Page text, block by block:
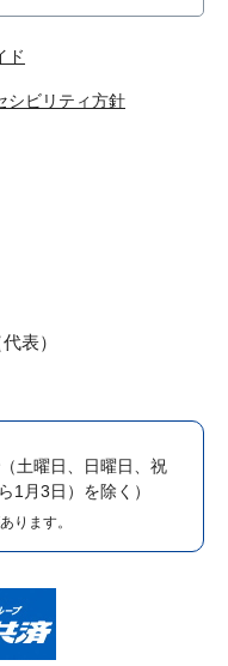
ド
シビリティ方針
表）
（土曜日、日曜日、祝
1月3日）を除く）
ります。